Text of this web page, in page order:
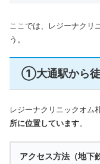
ここでは、レジーナクリ
う。
①大通駅から徒
レジーナクリニックオム
所に位置しています。
アクセス方法（地下